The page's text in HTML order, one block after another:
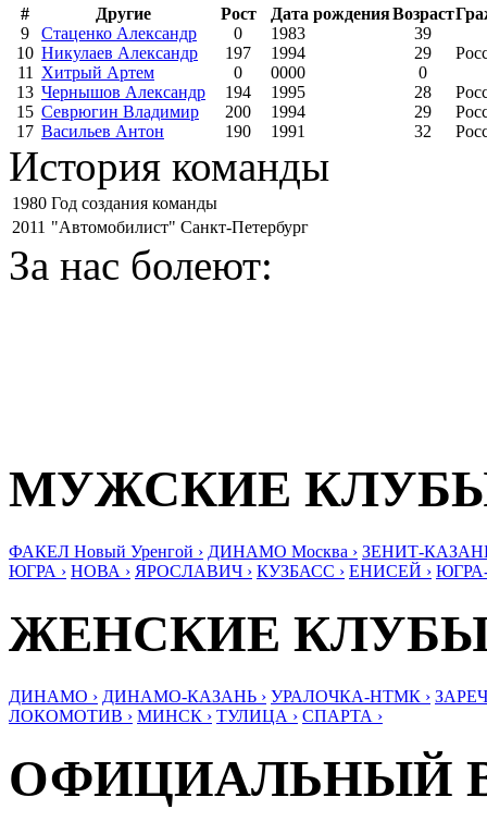
#
Другие Рост Дата рожденияВозраст
9
Стаценко Александр 0 1983
39
10 Никулаев Александр 197 1994 29
11
Хитрый Артем 0 0000
0
13 Чернышов Александр 194 1995 28
15 Севрюгин Владимир 200 1994 29
17 Васильев Антон 190 1991 32
История команды
1980 Год создания команды
2011 "Автомобилист" Санкт-Петербург
За нас болеют:
МУЖСКИЕ
ФАКЕЛ Новый Уренгой › ДИНАМО Москва › ЗЕНИТ-
ЮГРА › НОВА › ЯРОСЛАВИЧ › КУЗБАСС › ЕНИСЕЙ ›
ЖЕНСКИЕ
ДИНАМО › ДИНАМО-КАЗАНЬ › УРАЛОЧКА-НТМК ›
ЛОКОМОТИВ › МИНСК › ТУЛИЦА › СПАРТА ›
ОФИЦИАЛЬНЫЙ